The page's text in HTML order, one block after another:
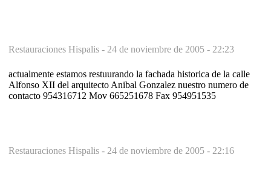
Restauraciones Hispalis - 24 de noviembre de 2005 - 22:23
actualmente estamos restuurando la fachada historica de la calle
Alfonso XII del arquitecto Anibal Gonzalez nuestro numero de
contacto 954316712 Mov 665251678 Fax 954951535
Restauraciones Hispalis - 24 de noviembre de 2005 - 22:16